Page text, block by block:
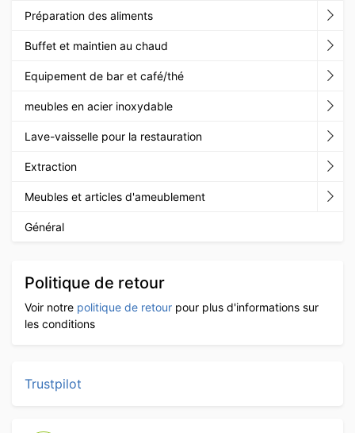
Préparation des aliments
Buffet et maintien au chaud
Equipement de bar et café/thé
meubles en acier inoxydable
Lave-vaisselle pour la restauration
Extraction
Meubles et articles d'ameublement
Général
Politique de retour
Voir notre politique de retour pour plus d'informations sur
les conditions
Trustpilot